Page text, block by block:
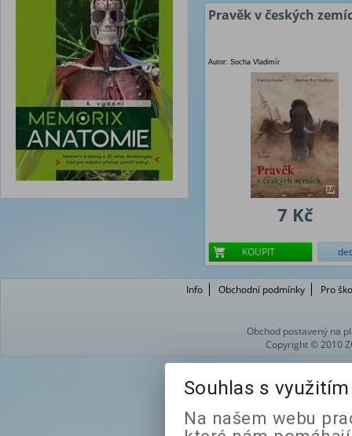
Pravěk v českých
Autor: Socha Vladimír
7 Kč
KOUPIT
Info Obchodní podmínky Pro
Obchod postavený na
Copyright © 2010
Souhlas s
Na našem webu